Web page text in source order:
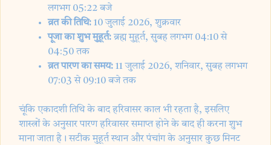
लगभग 05:22 बजे
व्रत की तिथि: 10 जुलाई 2026, शुक्रवार
पूजा का शुभ मुहूर्त:ब्रह्म मुहूर्त, सुबह लगभग 04:10 से
04:50 तक
व्रत पारण का समय: 11 जुलाई 2026, शनिवार, सुबह लगभग
07:03 से 09:10 बजे तक
चूंकि एकादशी तिथि के बाद हरिवासर काल भी रहता है, इसलिए
शास्त्रों के अनुसार पारण हरिवासर समाप्त होने के बाद ही करना शुभ
माना जाता है। सटीक मुहूर्त स्थान और पंचांग के अनुसार कुछ मिनट